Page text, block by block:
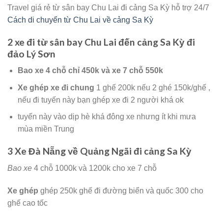
Travel giá rẻ từ sân bay Chu Lai đi cảng Sa Kỳ hỗ trợ 24/7
Cách di chuyển từ Chu Lai về cảng Sa Kỳ
2 xe đi từ sân bay Chu Lai đến cảng Sa Kỳ đi
đảo Lý Sơn
Bao xe 4 chỗ chỉ 450k và xe 7 chỗ 550k
Xe ghép xe đi chung 1 ghế 200k nếu 2 ghé 150k/ghế ,
nếu đi tuyến này bạn ghép xe đi 2 người khá ok
tuyến này vào dịp hè khá đông xe nhưng ít khi mưa
mùa miền Trung
3 Xe Đà Nẵng về Quảng Ngãi đi cảng Sa Kỳ
Bao xe 4 chỗ 1000k và 1200k cho xe 7 chỗ
Xe ghép ghép 250k ghế đi đường biển và quốc 300 cho
ghế cao tốc